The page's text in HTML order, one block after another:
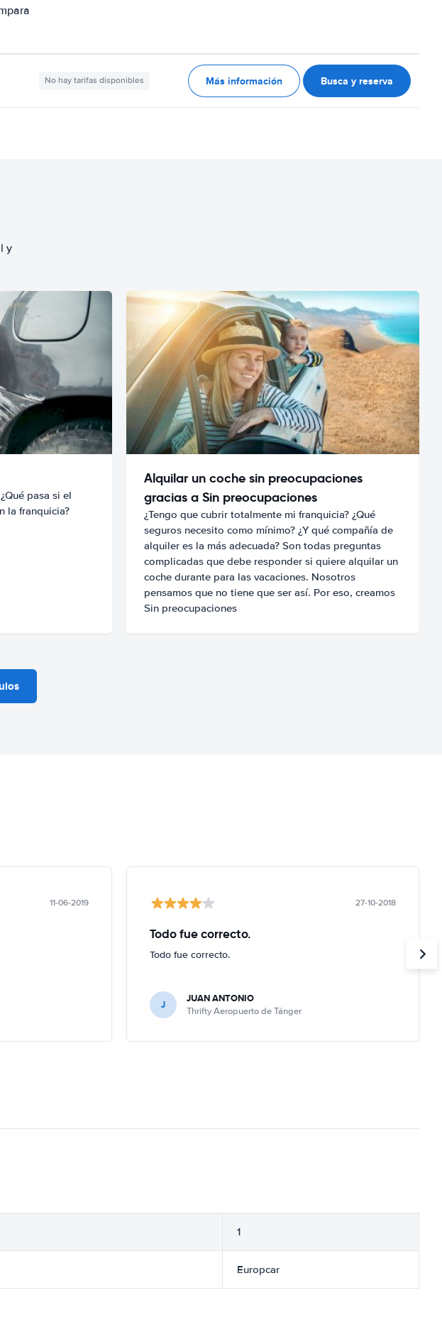
No hay tarifas disponibles Más información Busca y reserva
y
pasa si el
la franquicia?
Alquilar un coche sin preocupaciones
gracias a Sin preocupaciones
¿Tengo que cubrir totalmente mi franquicia? ¿Qué
seguros necesito como mínimo? ¿Y qué compañía de
alquiler es la más adecuada? Son todas preguntas
complicadas que debe responder si quiere alquilar un
coche durante para las vacaciones. Nosotros
pensamos que no tiene que ser así. Por eso, creamos
Sin preocupaciones
11-06-2019 27-10-2018
Todo fue correcto.
Todo fue correcto.
J JUAN ANTONIO
Thrifty Aeropuerto de Tánger
1
Europcar